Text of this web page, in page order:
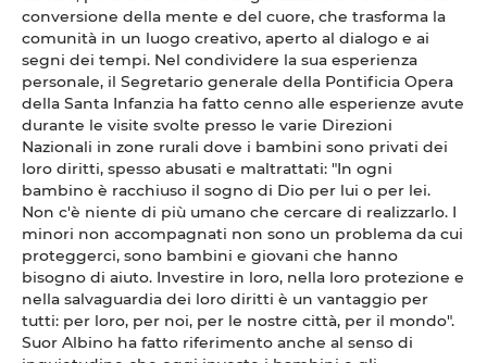
conversione della mente e del cuore, che trasforma la
comunità in un luogo creativo, aperto al dialogo e ai
segni dei tempi. Nel condividere la sua esperienza
personale, il Segretario generale della Pontificia Opera
della Santa Infanzia ha fatto cenno alle esperienze avute
durante le visite svolte presso le varie Direzioni
Nazionali in zone rurali dove i bambini sono privati dei
loro diritti, spesso abusati e maltrattati: "In ogni
bambino è racchiuso il sogno di Dio per lui o per lei.
Non c'è niente di più umano che cercare di realizzarlo. I
minori non accompagnati non sono un problema da cui
proteggerci, sono bambini e giovani che hanno
bisogno di aiuto. Investire in loro, nella loro protezione e
nella salvaguardia dei loro diritti è un vantaggio per
tutti: per loro, per noi, per le nostre città, per il mondo".
Suor Albino ha fatto riferimento anche al senso di